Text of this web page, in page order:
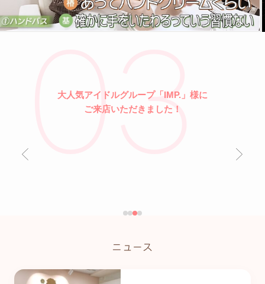
03
大人気アイドルグループ「IMP.」様に
ご来店いただきました！
ニュース